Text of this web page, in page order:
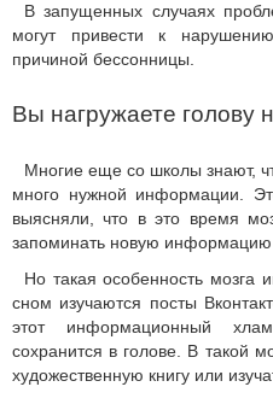
В запущенных случаях
могут привести к
причиной бессонницы.
Вы нагружаете голову
Многие еще со школы знают,
много нужной информации.
выясняли, что в это время
запоминать новую информацию
Но такая особенность мозга
сном изучаются посты
этот информационный
сохранится в голове. В такой
художественную книгу или